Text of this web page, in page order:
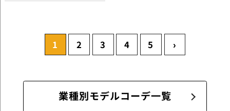
1 2 3 4 5 ›
業種別モデルコーデ一覧